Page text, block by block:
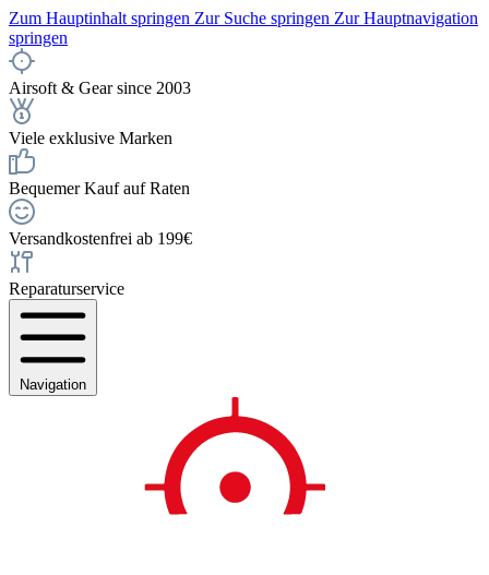
Zum Hauptinhalt springen Zur Suche springen Zur Hauptnavigation
springen
Airsoft & Gear since 2003
Viele exklusive Marken
Bequemer Kauf auf Raten
Versandkostenfrei ab 199€
Reparaturservice
Navigation